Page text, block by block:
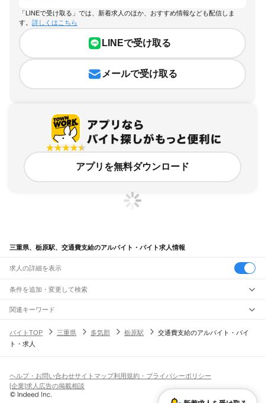
「LINEで受け取る」では、新着求人のほか、おすすめ情報なども配信しま
す。 詳しくはこちら
LINEで受け取る
メールで受け取る
アプリを無料ダウンロード
三重県、栃原駅、交通費支給のアルバイト・バイト求人情報
求人の詳細を表示
条件を追加・変更して検索
市区町村を追加・変更
三重県すべて
津市
駅を追加・変更
JR関西本線(亀山～加茂)
亀山駅 関駅 伊賀上野駅 島ケ原駅
職種を追加・変更
飲食・フードサービスすべて
ホールスタッフキッチンスタッフ
パン屋（ベーカリー）
バー（BAR）・バーテンダー
人気
日払いOK高校生歓迎 髪型・髪色自由
雇用形態を追加・変更
関連キーワード
バイトTOP
三重県 多気郡 栃原駅
交通費支給のアルバイト・バイ
ト・求人
ヘルプ・お問い合わせサイトマップ利用規約・プライバシーポリシー
[企業]求人広告の掲載相談